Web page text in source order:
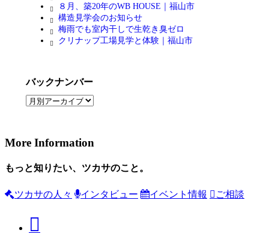
８月、築20年のWB HOUSE｜福山市
構造見学会のお知らせ
梅雨でも室内干しで生乾き臭ゼロ
クリナップ工場見学と体験｜福山市
バックナンバー
More Information
もっと知りたい、ツカサのこと。
ツカサの人々 インタビュー イベント情報 ご相談